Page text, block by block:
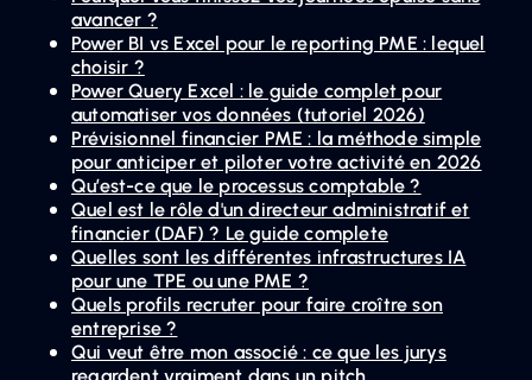
avancer ?
Power BI vs Excel pour le reporting PME : lequel
choisir ?
Power Query Excel : le guide complet pour
automatiser vos données (tutoriel 2026)
Prévisionnel financier PME : la méthode simple
pour anticiper et piloter votre activité en 2026
Qu’est-ce que le processus comptable ?
Quel est le rôle d'un directeur administratif et
financier (DAF) ? Le guide complete
Quelles sont les différentes infrastructures IA
pour une TPE ou une PME ?
Quels profils recruter pour faire croître son
entreprise ?
Qui veut être mon associé : ce que les jurys